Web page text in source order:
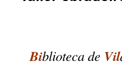
Biblioteca de Vil